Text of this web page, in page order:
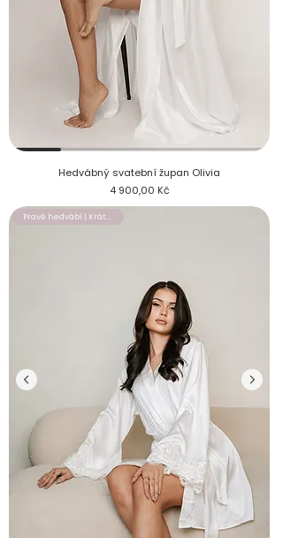
Hedvábný svatební župan Olivia
Cena
4 900,00 Kč
Hedvábný svatební župan Elisa s
Pravé hedvábí | Krátký župan